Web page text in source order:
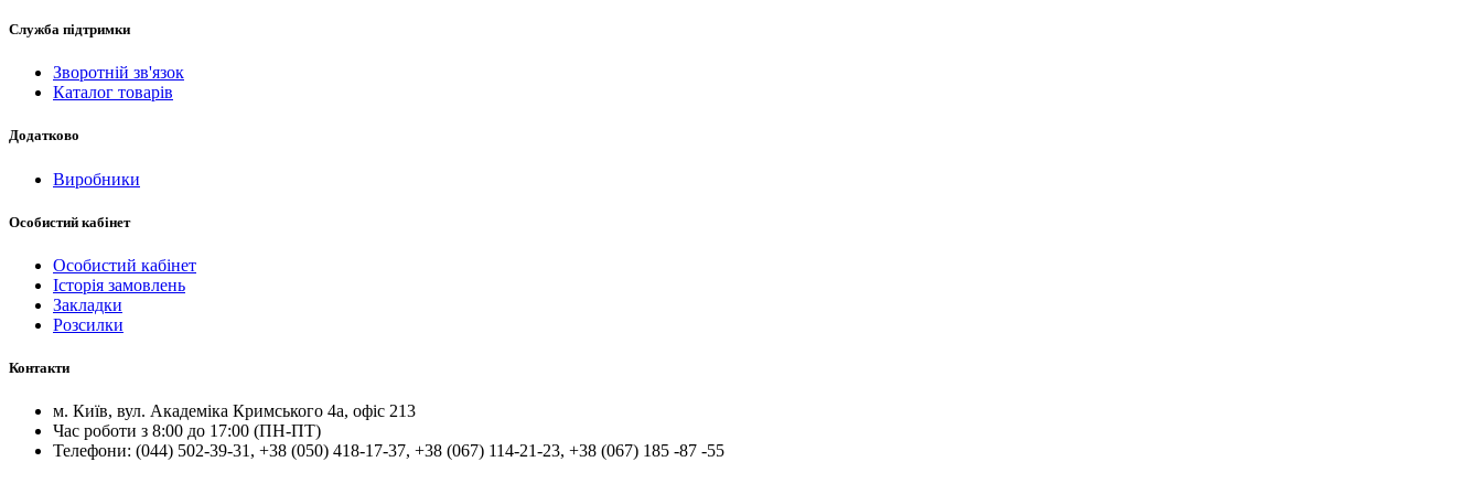
Служба підтримки
Зворотній зв'язок
Каталог товарів
Додатково
Виробники
Особистий кабінет
Особистий кабінет
Історія замовлень
Закладки
Розсилки
Контакти
м. Київ, вул. Академіка Кримського 4а, офіс 213
Час роботи з 8:00 до 17:00 (ПН-ПТ)
Телефони: (044) 502-39-31 , +38 (050) 418-17-37, +38 (067) 114-21-23, +38 (067) 185 -87 -55